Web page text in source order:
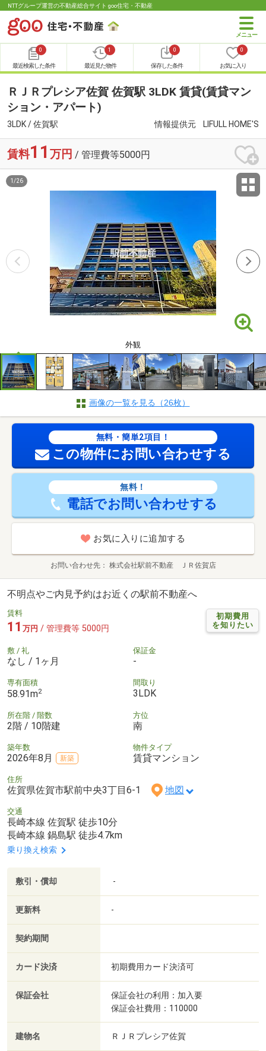
NTTグループ運営の不動産総合サイト goo住宅・不動産
0
最近検索した条件
1
最近見た物件
0
保存した条件
0
お気に入り
ＲＪＲプレシア佐賀 佐賀駅 3LDK 賃貸(賃貸マン
ション・アパート)
3LDK / 佐賀駅 情報提供元 LIFULL HOME'S
賃料11 万円 / 管理費等5000円
外観
1 /26
画像の一覧を見る（26枚）
無料・簡単2項目！
この物件にお問い合わせする
無料！
電話でお問い合わせする
お気に入りに追加する
お問い合わせ先 株式会社駅前不動産 ＪＲ佐賀店
不明点やご内見予約はお近くの駅前不動産へ
初期費用
を知りたい
賃料
11 万円 / 管理費等 5000円
敷 / 礼
なし / 1ヶ月
保証金
-
専有面積
58.91m2
間取り
3LDK
所在階 / 階数
2階 / 10階建
方位
南
築年数
2026年8月 新築
物件タイプ
賃貸マンション
住所
佐賀県佐賀市駅前中央3丁目6-1 地図
交通
長崎本線 佐賀駅 徒歩10分
長崎本線 鍋島駅 徒歩4.7km
乗り換え検索
敷引・償却 -
更新料 -
契約期間
カード決済 初期費用カード決済可
保証会社
保証会社の利用：加入要
保証会社費用：110000
建物名 ＲＪＲプレシア佐賀